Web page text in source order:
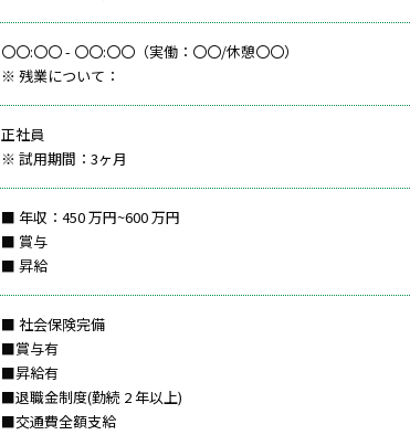
〇〇:〇〇 - 〇〇:〇〇（実働：〇〇/休憩〇〇）
※ 残業について：
正社員
※ 試用期間：3ヶ月
■ 年収：450 万円~600 万円
■ 賞与
■ 昇給
■ 社会保険完備
■賞与有
■昇給有
■退職金制度(勤続 2 年以上)
■交通費全額支給